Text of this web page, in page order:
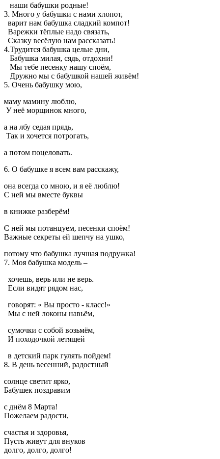
наши бабушки родные!
3. Много у бабушки с нами хлопот,
варит нам бабушка сладкий компот!
Варежки тёплые надо связать,
Сказку весёлую нам рассказать!
4.Трудится бабушка целые дни,
Бабушка милая, сядь, отдохни!
Мы тебе песенку нашу споём,
Дружно мы с бабушкой нашей живём!
5. Очень бабушку мою,
маму мамину люблю,
У неё морщинок много,
а на лбу седая прядь,
Так и хочется потрогать,
а потом поцеловать.
6. О бабушке я всем вам расскажу,
она всегда со мною, и я её люблю!
С ней мы вместе буквы
в книжке разберём!
С ней мы потанцуем, песенки споём!
Важные секреты ей шепчу на ушко,
потому что бабушка лучшая подружка!
7. Моя бабушка модель –
хочешь, верь или не верь.
Если видят рядом нас,
говорят: « Вы просто - класс!»
Мы с ней локоны навьём,
сумочки с собой возьмём,
И походочкой летящей
в детский парк гулять пойдем!
8. В день весенний, радостный
солнце светит ярко,
Бабушек поздравим
с днём 8 Марта!
Пожелаем радости,
счастья и здоровья,
Пусть живут для внуков
долго, долго, долго!